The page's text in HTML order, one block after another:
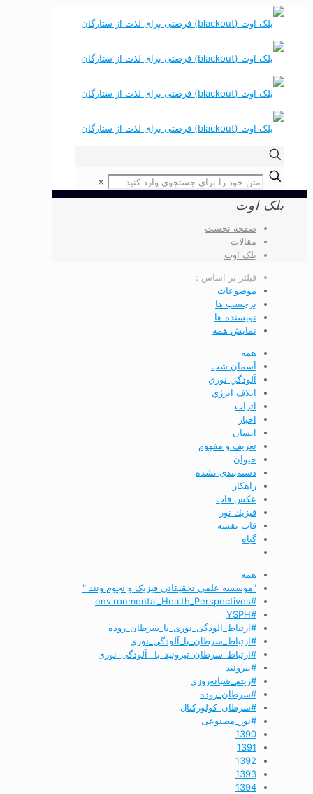
✕
بلک اوت
صفحه نخست
مقالات
بلک اوت
فیلتر بر اساس :
موضوعات
برچسب ها
نویسنده ها
نمایش همه
همه
آسمان شب
آلودگي نوري
اتلاف انرژي
اثرات
اخبار
انسان
تعريف و مفهوم
حیوان
دسته‌بندی نشده
راهکار
عکس قاب
فيزيك نور
قاب نقشه
گیاه
همه
"موسسه علمي تحقيقاتي فیزیک و نجوم ونند "
#environmental_Health_Perspectives
#YSPH
#ارتباط_آلودگی_نوری_با_سرطان_روده
#ارتباط_سرطان_با_آلودگی_نوری
#ارتباط_سرطان_تیروئید_با_ آلودگی_نوری
#تیروئید
#ریتم_شبانه‌روزی
#سرطان_روده
#سرطان_کولورکتال
#نور_مصنوعی
1390
1391
1392
1393
1394